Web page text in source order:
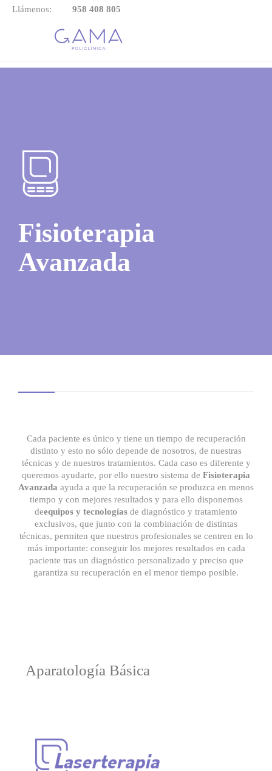
Llámenos: 958 408 805
Fisioterapia
Avanzada
Cada paciente es único y tiene un tiempo de recuperación
distinto y esto no sólo depende de nosotros, de nuestras
técnicas y de nuestros tratamientos. Cada caso es diferente y
queremos ayudarte, por ello nuestro sistema de Fisioterapia
Avanzada ayuda a que la recuperación se produzca en menos
tiempo y con mejores resultados y para ello disponemos
deequipos y tecnologías de diagnóstico y tratamiento
exclusivos, que junto con la combinación de distintas
técnicas, permiten que nuestros profesionales se centren en lo
más importante: conseguir los mejores resultados en cada
paciente tras un diagnóstico personalizado y preciso que
garantiza su recuperación en el menor tiempo posible.
Aparatología Básica